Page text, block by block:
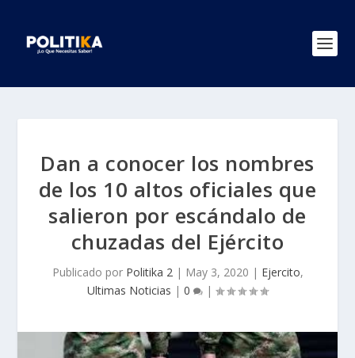
Dan a conocer los nombres
de los 10 altos oficiales que
salieron por escándalo de
chuzadas del Ejército
Publicado por Politika 2| May 3, 2020 | Ejercito,
Ultimas Noticias | 0 |